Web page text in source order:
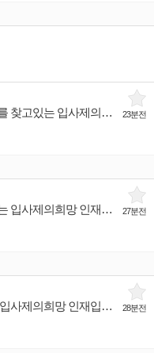
23분전
서울 마포구 에서 뷰티/화장품류 일자리를 찾고있는 입사제의희망 인재입니다.
27분전
서울 강서구 에서 명품 일자리를 찾고있는 입사제의희망 인재입니다.
28분전
부산 남구 에서 의류 일자리를 찾고있는 입사제의희망 인재입니다.